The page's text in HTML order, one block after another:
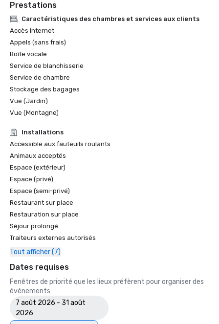
Prestations
Caractéristiques des chambres et services aux clients
Accès Internet
Appels (sans frais)
Boîte vocale
Service de blanchisserie
Service de chambre
Stockage des bagages
Vue (Jardin)
Vue (Montagne)
Installations
Accessible aux fauteuils roulants
Animaux acceptés
Espace (extérieur)
Espace (privé)
Espace (semi-privé)
Restaurant sur place
Restauration sur place
Séjour prolongé
Traiteurs externes autorisés
Tout afficher (7)
Dates requises
Fenêtres de priorité que les lieux préfèrent pour organiser des
événements
7 août 2026 - 31 août
2026